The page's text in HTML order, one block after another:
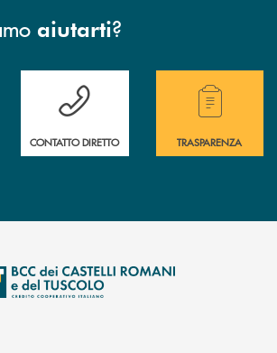
aiutarti?
delle filiali della Bcc.
Hai bisogno di assistenza immediata?
CONTATTO DIRETTO
Hai bisogno di
TRASPARENZA